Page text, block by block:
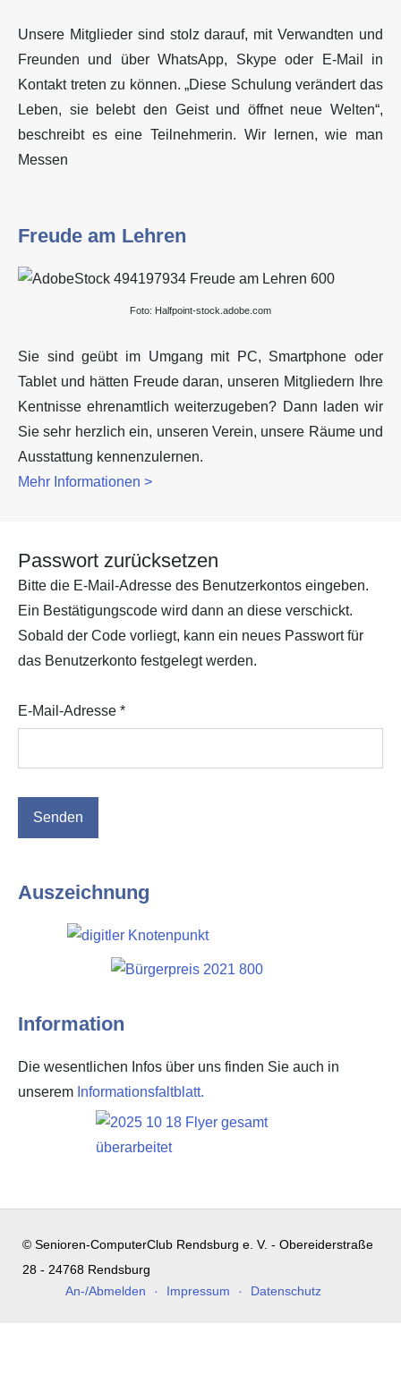
Unsere Mitglieder sind stolz darauf, mit Verwandten und
Freunden und über WhatsApp, Skype oder E-Mail in
Kontakt treten zu können. „Diese Schulung verändert das
Leben, sie belebt den Geist und öffnet neue Welten“,
beschreibt es eine Teilnehmerin. Wir lernen, wie man
Messen
Freude am Lehren
Foto: Halfpoint-stock.adobe.com
Sie sind geübt im Umgang mit PC, Smartphone oder
Tablet und hätten Freude daran, unseren Mitgliedern Ihre
Kentnisse ehrenamtlich weiterzugeben? Dann laden wir
Sie sehr herzlich ein, unseren Verein, unsere Räume und
Ausstattung kennenzulernen.
Mehr Informationen >
Auszeichnung
Information
Die wesentlichen Infos über uns finden Sie auch in
unserem Informationsfaltblatt.
Passwort zurücksetzen
Bitte die E-Mail-Adresse des Benutzerkontos eingeben.
Ein Bestätigungscode wird dann an diese verschickt.
Sobald der Code vorliegt, kann ein neues Passwort für
das Benutzerkonto festgelegt werden.
E-Mail-Adresse *
Senden
© Senioren-ComputerClub Rendsburg e. V. - Obereiderstraße
28 - 24768 Rendsburg
An-/Abmelden
Impressum Datenschutz